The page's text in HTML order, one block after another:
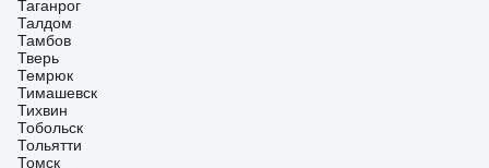
Таганрог
Талдом
Тамбов
Тверь
Темрюк
Тимашевск
Тихвин
Тобольск
Тольятти
Томск